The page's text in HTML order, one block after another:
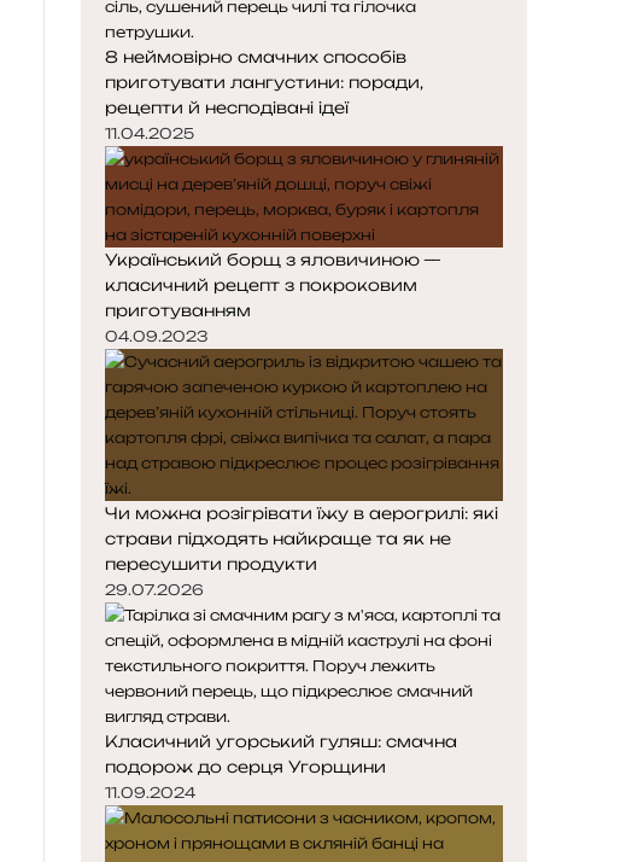
8 неймовірно смачних способів
приготувати лангустини: поради,
рецепти й несподівані ідеї
11.04.2025
Український борщ з яловичиною —
класичний рецепт з покроковим
приготуванням
04.09.2023
Чи можна розігрівати їжу в аерогрилі: які
страви підходять найкраще та як не
пересушити продукти
29.07.2026
Класичний угорський гуляш: смачна
подорож до серця Угорщини
11.09.2024